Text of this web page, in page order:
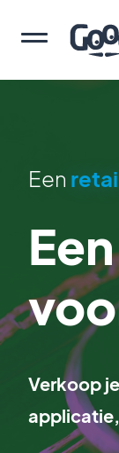
Een
Verkoop